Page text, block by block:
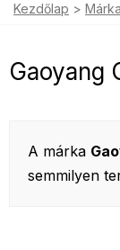
Kezdőlap Márka
Gaoyang
A márka
semmilyen